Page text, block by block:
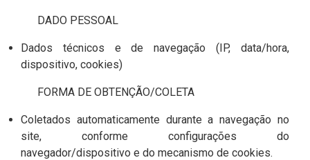
DADO PESSOAL
Dados técnicos e de navegação (IP, data/hora,
dispositivo, cookies)
FORMA DE OBTENÇÃO/COLETA
Coletados automaticamente durante a navegação no
site, conforme configurações do
navegador/dispositivo e do mecanismo de cookies.